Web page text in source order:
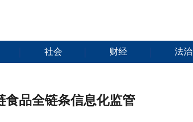
社会 财经 法治
食品全链条信息化监管